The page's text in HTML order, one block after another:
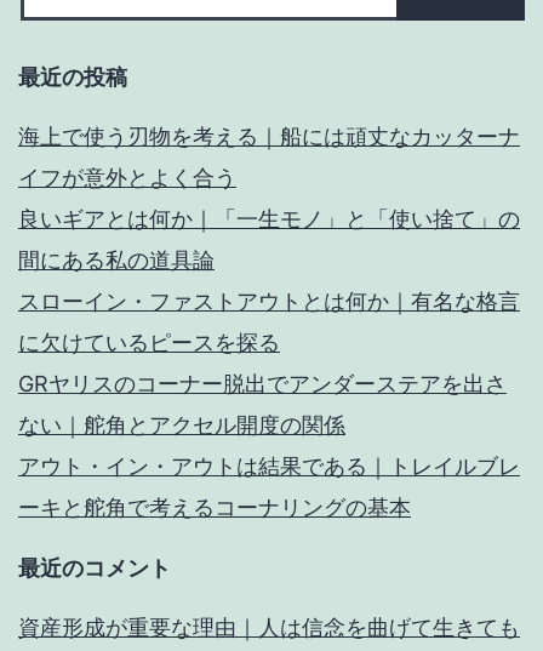
最近の投稿
海上で使う刃物を考える｜船には頑丈なカッターナ
イフが意外とよく合う
良いギアとは何か｜「一生モノ」と「使い捨て」の
間にある私の道具論
スローイン・ファストアウトとは何か｜有名な格言
に欠けているピースを探る
GRヤリスのコーナー脱出でアンダーステアを出さ
ない｜舵角とアクセル開度の関係
アウト・イン・アウトは結果である｜トレイルブレ
ーキと舵角で考えるコーナリングの基本
最近のコメント
資産形成が重要な理由｜人は信念を曲げて生きても